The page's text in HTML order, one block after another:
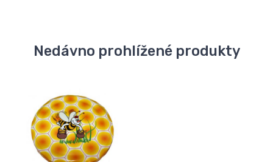
Nedávno prohlížené produkty